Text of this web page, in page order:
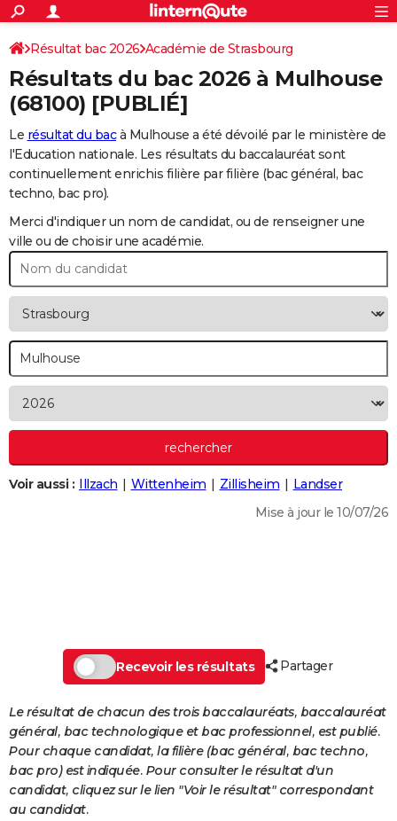
ACTUALITÉS
Politique
Société
Faits Divers
Education
Monde
Villes
+
SPORT
Coupe du monde 2026
Football
Tennis
Cyclisme
Rugby
Forum
FINANCE
Retraite
Impôts
Epargne
Immobilier
Risques naturels par ville
Banque
Assurance
Crédit
Essais
Réserver un essai
Citadines
Berlines
SUV
Forum auto
+
HIGH-TECH
Mobiles
Meilleur smartphone
Internet
Ordinateurs
Jeux vidéo
Guide high-tech
+
BRICOLAGE
Forum
Aménagement intérieur
Extérieur
Cuisine
Salle de bains
Jardinage
Rangement
WEEK-END
Guides de France
Escapades
Patrimoine
Expositions
Musées
Week-end nature
LIFESTYLE
Art de vivre
Bien-être
Loisirs
Mode
Modes de vie
+SANTE
Alimentation
Guide de la santé
Maladies
Médicaments
Sommeil
+VOYAGE
PHOTO
BONS PLANS
Se connecter
Entreprises
Service militaire
Avis de recherche
AVIS DE DÉCÈS
FORUM
Bricolage
Lifestyle
Culture
Sport
Auto
Television
Voyage
Cinema
S'inscrire
Connexion
Résultat bac 2026 Académie de Strasbourg
Résultats du bac 2026 à Mulhouse
(68100) [PUBLIÉ]
Le résultat du bacà Mulhouse a été dévoilé par le ministère de
l'Education nationale. Les résultats du baccalauréat sont
continuellement enrichis filière par filière (bac général, bac
techno, bac pro).
Merci d'indiquer un nom de candidat, ou de renseigner une
ville ou de choisir une académie.
Voir aussi : Illzach Wittenheim Zillisheim
Landser
Mise à jour le 10/07/26
Recevoir les résultats Partager
Le résultat de chacun des trois baccalauréats, baccalauréat
général, bac technologique et bac professionnel, est publié.
Pour chaque candidat, la filière (bac général, bac techno,
bac pro) est indiquée. Pour consulter le résultat d'un
candidat, cliquez sur le lien "Voir le résultat" correspondant
au candidat.